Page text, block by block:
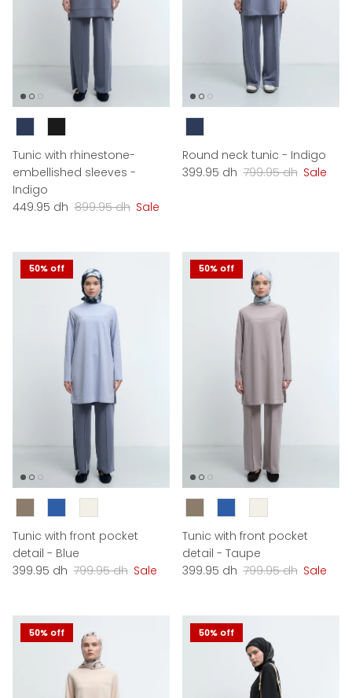
Tunic with rhinestone-
embellished sleeves -
Indigo
Sale price
449.95 dh Regular price
899.95 dh Sale
Round neck tunic - Indigo
Sale price
399.95 dh Regular price
799.95 dh Sale
50% off
Tunic with front pocket
detail - Blue
Sale price
399.95 dh Regular price
799.95 dh Sale
50% off
Tunic with front pocket
detail - Taupe
Sale price
399.95 dh Regular price
799.95 dh Sale
50% off 50% off